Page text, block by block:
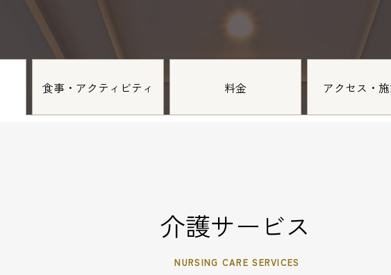
食事・アクティビティ 料金 アクセス・
介護サービス
NURSING CARE SERVICES